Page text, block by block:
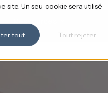
site. Un seul cookie sera utilisé
tout Tout rejeter